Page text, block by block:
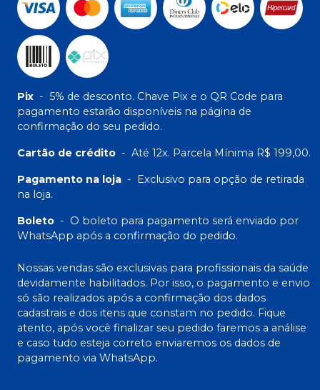
Pix - 5% de desconto. Chave Pix e o QR Code para
pagamento estarão disponíveis na página de
confirmação do seu pedido.
Cartão de crédito - Até 12x. Parcela Mínima R$ 199,00.
Pagamento na loja - Exclusivo para opção de retirada
na loja.
Boleto - O boleto para pagamento será enviado por
WhatsApp após a confirmação do pedido.
Nossas vendas são exclusivas para profissionais da saúde
devidamente habilitados. Por isso, o pagamento e envio
só são realizados após a confirmação dos dados
cadastrais e dos itens que constam no pedido. Fique
atento, após você finalizar seu pedido faremos a análise
e caso tudo esteja correto enviaremos os dados de
pagamento via WhatsApp.